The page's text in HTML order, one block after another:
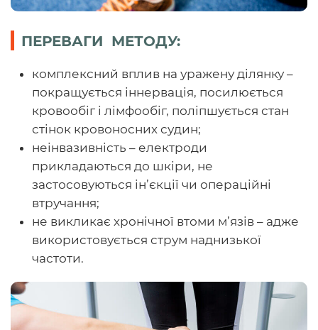
ПЕРЕВАГИ МЕТОДУ:
комплексний вплив на уражену ділянку –
покращується іннервація, посилюється
кровообіг і лімфообіг, поліпшується стан
стінок кровоносних судин;
неінвазивність – електроди
прикладаються до шкіри, не
застосовуються ін’єкції чи операційні
втручання;
не викликає хронічної втоми м’язів – адже
використовується струм наднизької
частоти.